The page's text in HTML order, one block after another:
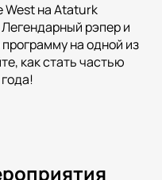
West на Ataturk
рэпер и
на одной из
как стать частью